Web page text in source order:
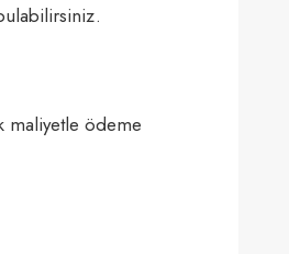
maliyetle ödeme